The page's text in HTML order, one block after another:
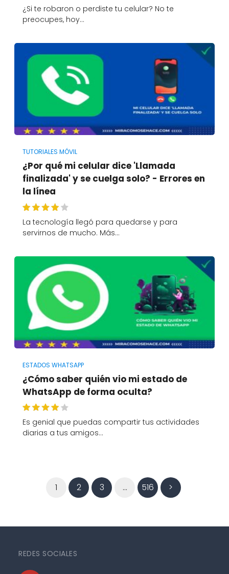
¿Si te robaron o perdiste tu celular? No te
preocupes, hoy…
TUTORIALES MÓVIL
¿Por qué mi celular dice 'Llamada
finalizada' y se cuelga solo? - Errores en
la línea
La tecnología llegó para quedarse y para
servirnos de mucho. Más…
ESTADOS WHATSAPP
¿Cómo saber quién vio mi estado de
WhatsApp de forma oculta?
Es genial que puedas compartir tus actividades
diarias a tus amigos…
1 2 3 … 516 >
REDES SOCIALES